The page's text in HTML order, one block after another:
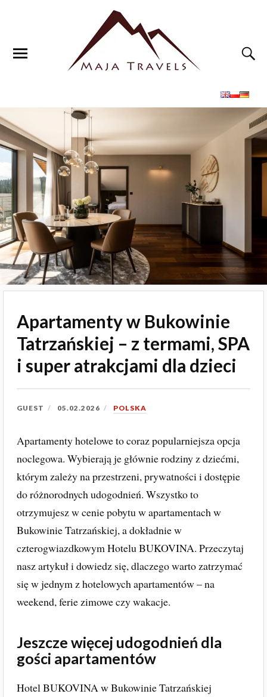
Apartamenty w Bukowinie
Tatrzańskiej – z termami, SPA
i super atrakcjami dla dzieci
GUEST 05.02.2026 POLSKA
Apartamenty hotelowe to coraz popularniejsza opcja
noclegowa. Wybierają je głównie rodziny z dziećmi,
którym zależy na przestrzeni, prywatności i dostępie
do różnorodnych udogodnień. Wszystko to
otrzymujesz w cenie pobytu w apartamentach w
Bukowinie Tatrzańskiej, a dokładnie w
czterogwiazdkowym Hotelu BUKOVINA. Przeczytaj
nasz artykuł i dowiedz się, dlaczego warto zatrzymać
się w jednym z hotelowych apartamentów – na
weekend, ferie zimowe czy wakacje.
Jeszcze więcej udogodnień dla
gości apartamentów
Hotel BUKOVINA w Bukowinie Tatrzańskiej